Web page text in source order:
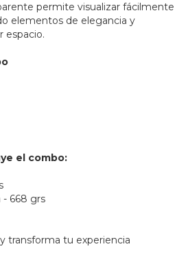
permite visualizar fácilmente
elementos de elegancia y
espacio.
el combo:
- 668 grs
transforma tu experiencia